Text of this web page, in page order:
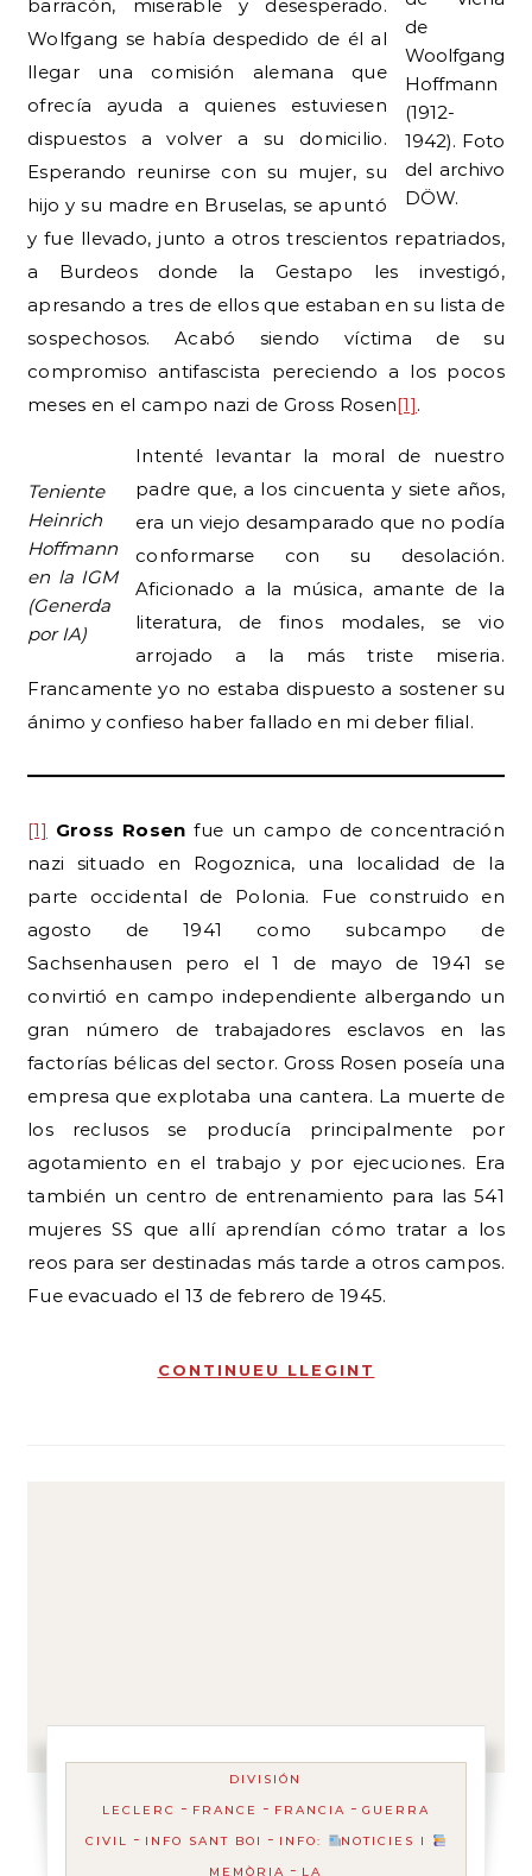
de
Woolfgang
Hoffmann
(1912-
1942). Foto
del archivo
DÖW.
barracón, miserable y desesperado.
Wolfgang se había despedido de él al
llegar una comisión alemana que
ofrecía ayuda a quienes estuviesen
dispuestos a volver a su domicilio.
Esperando reunirse con su mujer, su
hijo y su madre en Bruselas, se apuntó
y fue llevado, junto a otros trescientos repatriados,
a Burdeos donde la Gestapo les investigó,
apresando a tres de ellos que estaban en su lista de
sospechosos. Acabó siendo víctima de su
compromiso antifascista pereciendo a los pocos
meses en el campo nazi de Gross Rosen[1].
Teniente
Heinrich
Hoffmann
en la IGM
(Generda
por IA)
Intenté levantar la moral de nuestro
padre que, a los cincuenta y siete años,
era un viejo desamparado que no podía
conformarse con su desolación.
Aficionado a la música, amante de la
literatura, de finos modales, se vio
arrojado a la más triste miseria.
Francamente yo no estaba dispuesto a sostener su
ánimo y confieso haber fallado en mi deber filial.
[1] Gross Rosenfue un campo de concentración
nazi situado en Rogoznica, una localidad de la
parte occidental de Polonia. Fue construido en
agosto de 1941 como subcampo de
Sachsenhausen pero el 1 de mayo de 1941 se
convirtió en campo independiente albergando un
gran número de trabajadores esclavos en las
factorías bélicas del sector. Gross Rosen poseía una
empresa que explotaba una cantera. La muerte de
los reclusos se producía principalmente por
agotamiento en el trabajo y por ejecuciones. Era
también un centro de entrenamiento para las 541
mujeres SS que allí aprendían cómo tratar a los
reos para ser destinadas más tarde a otros campos.
Fue evacuado el 13 de febrero de 1945.
CONTINUEU LLEGINT
DIVISIÓN
LECLERC
- FRANCE - FRANCIA - GUERRA
CIVIL - INFO SANT BOI - INFO:
NOTICIES I
MEMÒRIA - LA